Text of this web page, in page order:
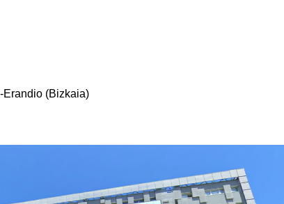
Erandio (Bizkaia)